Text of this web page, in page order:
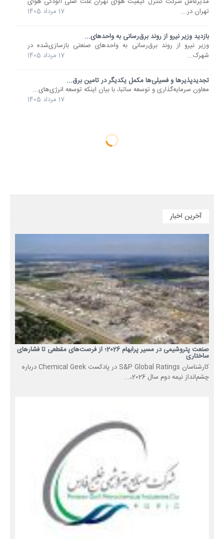
تهران در...
17 مرداد 1405
بازدید وزیر نیرو از روند برق‌رسانی به واحدهای...
وزیر نیرو از روند برق‌رسانی به واحدهای صنعتی بازسازی‌شده در
شهرک...
17 مرداد 1405
تجدیدپذیرها و فسیلی‌ها مکمل یکدیگر در تامین برق...
معاون سرمایه‌گذاری و توسعه ساتبا، با بیان اینکه توسعه انرژی‌های...
17 مرداد 1405
آخرین اخبار
صنعت پتروشیمی در مسیر پرابهام 2026؛ از فرصت‌های مقطعی تا فشارهای
ساختاری
کارشناسان S&P Global Ratings در پادکست Chemical Geek درباره
چشم‌انداز نیمه دوم سال 2026،...